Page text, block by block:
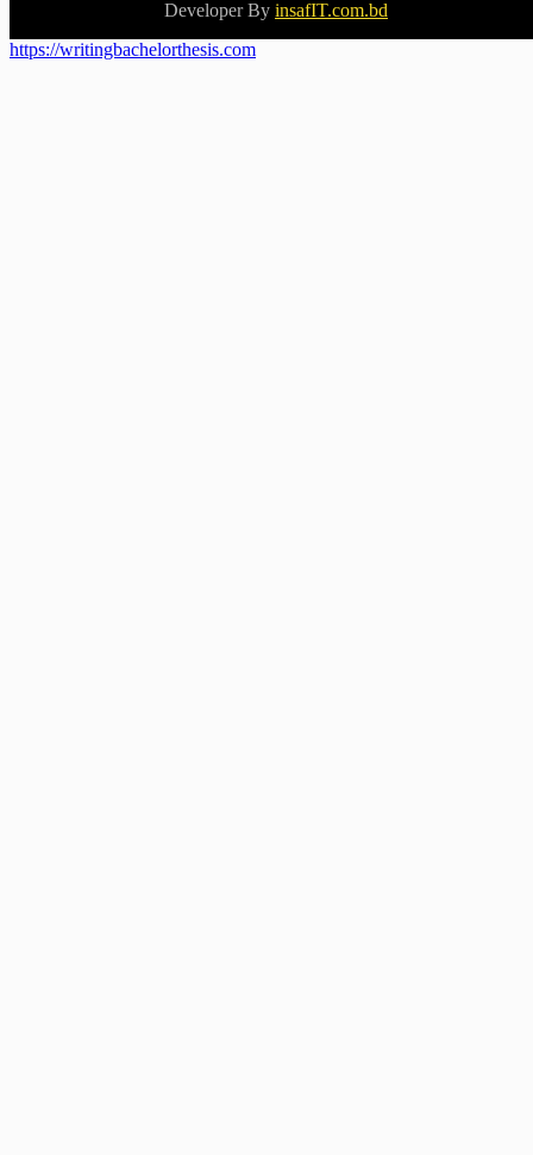
Developer By insafIT.com.bd
https://writingbachelorthesis.com